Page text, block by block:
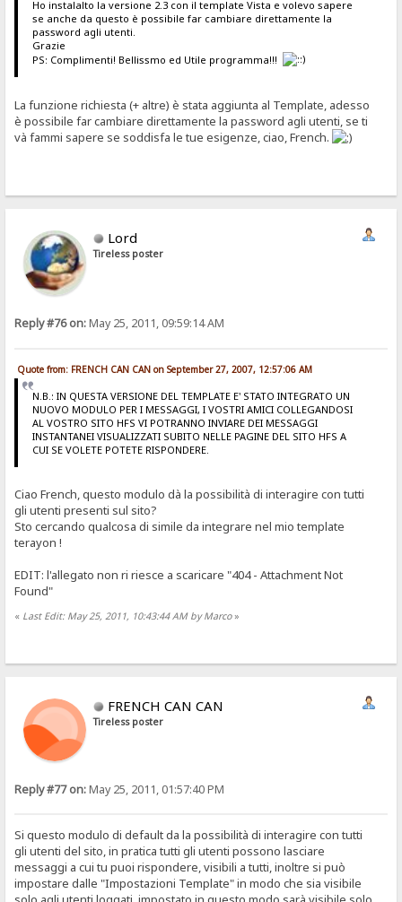
Ho instalalto la versione 2.3 con il template Vista e volevo sapere
se anche da questo è possibile far cambiare direttamente la
password agli utenti.
Grazie
PS: Complimenti! Bellissmo ed Utile programma!!!
La funzione richiesta (+ altre) è stata aggiunta al Template, adesso
è possibile far cambiare direttamente la password agli utenti, se ti
và fammi sapere se soddisfa le tue esigenze, ciao, French.
Lord
Tireless poster
Reply #76 on:May 25, 2011, 09:59:14 AM
Quote from: FRENCH CAN CAN on September 27, 2007, 12:57:06 AM
N.B.: IN QUESTA VERSIONE DEL TEMPLATE E' STATO INTEGRATO UN
NUOVO MODULO PER I MESSAGGI, I VOSTRI AMICI COLLEGANDOSI
AL VOSTRO SITO HFS VI POTRANNO INVIARE DEI MESSAGGI
INSTANTANEI VISUALIZZATI SUBITO NELLE PAGINE DEL SITO HFS A
CUI SE VOLETE POTETE RISPONDERE.
Ciao French, questo modulo dà la possibilità di interagire con tutti
gli utenti presenti sul sito?
Sto cercando qualcosa di simile da integrare nel mio template
terayon !
EDIT: l'allegato non ri riesce a scaricare "404 - Attachment Not
Found"
« Last Edit: May 25, 2011, 10:43:44 AM by Marco»
FRENCH CAN CAN
Tireless poster
Reply #77 on:May 25, 2011, 01:57:40 PM
Si questo modulo di default da la possibilità di interagire con tutti
gli utenti del sito, in pratica tutti gli utenti possono lasciare
messaggi a cui tu puoi rispondere, visibili a tutti, inoltre si può
impostare dalle "Impostazioni Template" in modo che sia visibile